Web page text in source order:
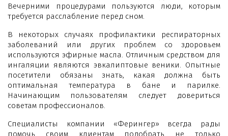
Вечерними процедурами пользуются люди, которым
требуется расслабление перед сном.
В некоторых случаях профилактики респираторных
заболеваний или других проблем со здоровьем
используются эфирные масла. Отличным средством для
ингаляции являются эвкалиптовые веники. Опытные
посетители обязаны знать, какая должна быть
оптимальная температура в бане и парилке.
Начинающим пользователям следует довериться
советам профессионалов.
Специалисты компании «Ферингер» всегда рады
помочь своим клиентам подобрать не только